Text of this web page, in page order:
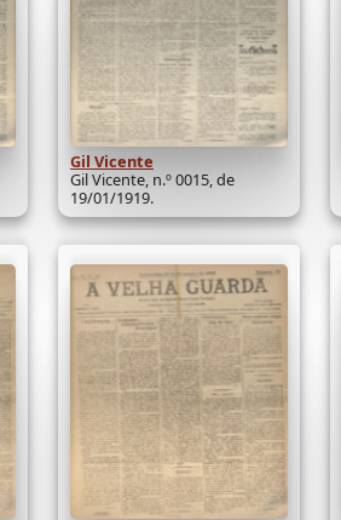
Gil Vicente
Gil Vicente, n.º 0015, de
19/01/1919.